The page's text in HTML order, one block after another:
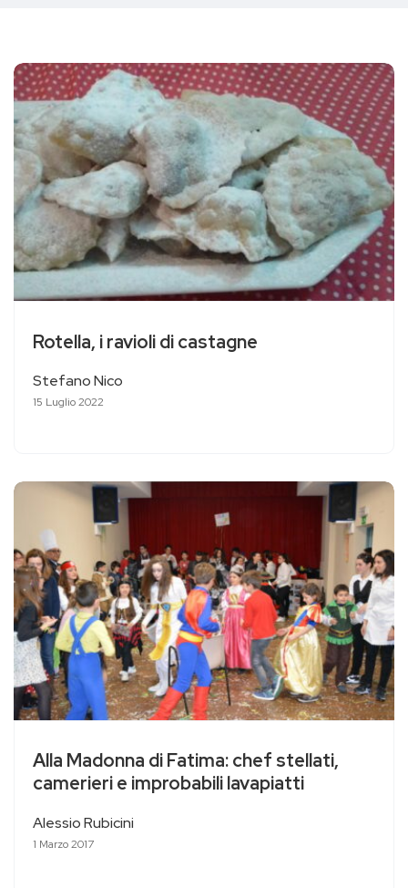
Rotella, i ravioli di castagne
Stefano Nico
15 Luglio 2022
Alla Madonna di Fatima: chef stellati,
camerieri e improbabili lavapiatti
Alessio Rubicini
1 Marzo 2017